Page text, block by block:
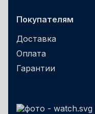
Покупателям
Доставка
Оплата
Гарантии